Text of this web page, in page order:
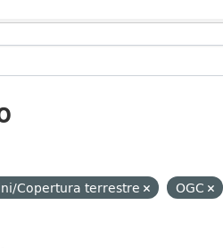
Copertura terrestre
OGC